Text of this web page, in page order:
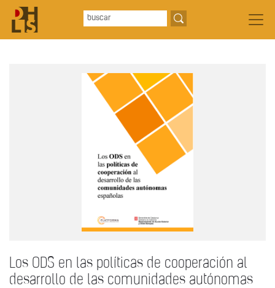
Los ODS en las políticas de cooperación al
desarrollo de las comunidades autónomas